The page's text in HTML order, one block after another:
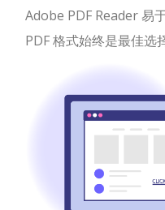
Adobe PDF Reader 易
PDF 格式始终是最佳选